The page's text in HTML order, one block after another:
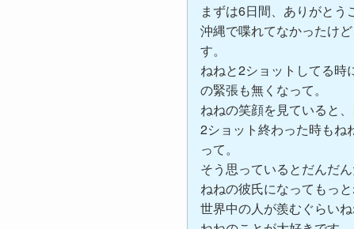
まずは6日間、ありがとう
沖縄で喋れてなかったけ
す。
ねねと2ショットしてる時
の緊張も無くなって。
ねねの笑顔を見ていると
2ショット終わった時もね
って。
そう思っているとだんだ
ねねの彼氏になってもっ
世界中の人が羨むぐらい